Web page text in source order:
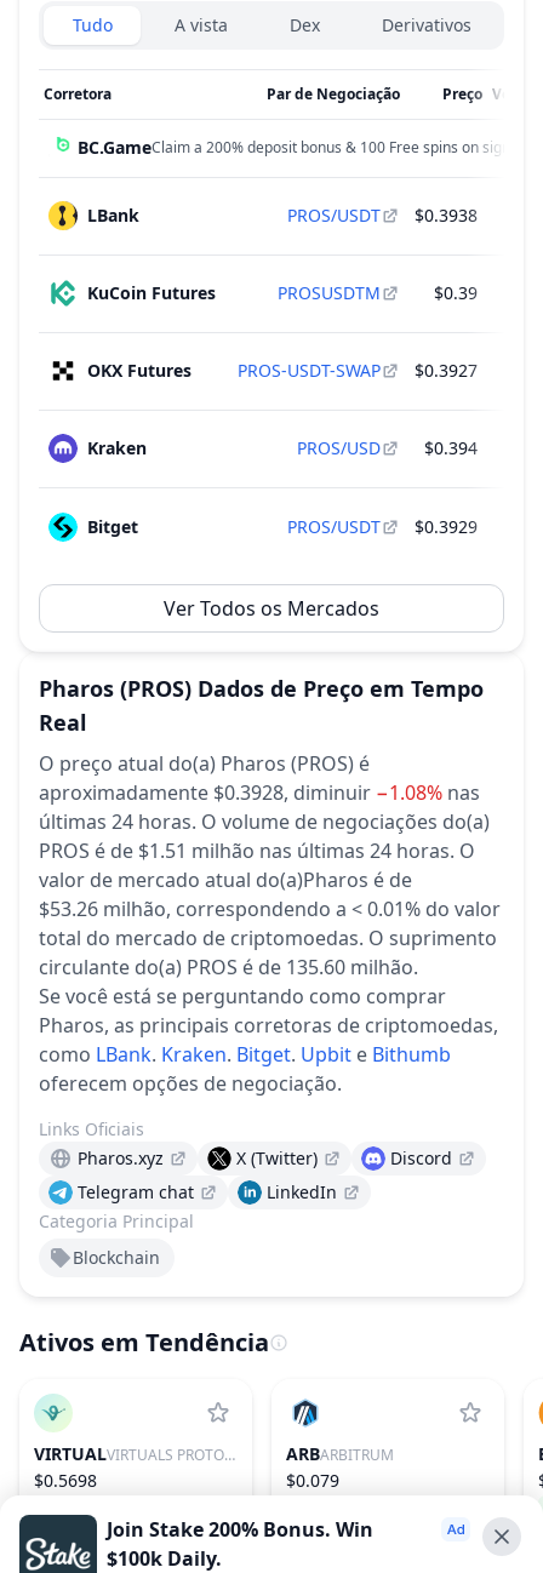
Exchanges type
Tudo A vista Dex Derivativos
Corretora Par de Negociação Preço
BC.GameClaim a 200% deposit bonus & 100 Free spins on sign up!
LBank PROS/USDT $0.3938
KuCoin Futures PROSUSDTM $0.39
OKX Futures PROS-USDT-SWAP $0.3927
Kraken PROS/USD $0.394
Bitget PROS/USDT $0.3929
Ver Todos os Mercados
Pharos (PROS) Dados de Preço em Tempo
Real
O preço atual do(a) Pharos (PROS) é
aproximadamente $0.3928, diminuir −1.08% nas
últimas 24 horas. O volume de negociações do(a)
PROS é de $1.51 milhão nas últimas 24 horas. O
valor de mercado atual do(a)Pharos é de
$53.26 milhão, correspondendo a < 0.01% do valor
total do mercado de criptomoedas. O suprimento
circulante do(a) PROS é de 135.60 milhão.
Se você está se perguntando como comprar
Pharos, as principais corretoras de criptomoedas,
como LBank. Kraken. Bitget. Upbit e Bithumb
oferecem opções de negociação.
Categoria Principal
Blockchain
Links Oficiais
Pharos.xyz
X (Twitter)
Discord
Telegram chat
LinkedIn
Ativos em Tendência
VIRTUAL VIRTUALS PROTOCOL
$0.5698
ARBARBITRUM
$0.079
Join Stake 200% Bonus. Win
$100k Daily.